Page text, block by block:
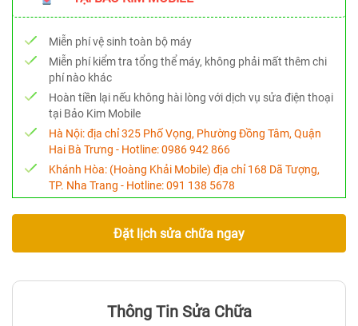
Miễn phí vệ sinh toàn bộ máy
Miễn phí kiểm tra tổng thể máy, không phải mất thêm chi
phí nào khác
Hoàn tiền lại nếu không hài lòng với dịch vụ sửa điện thoại
tại Bảo Kim Mobile
Hà Nội:địa chỉ 325 Phố Vọng, Phường Đồng Tâm, Quận
Hai Bà Trưng - Hotline:0986 942 866
Khánh Hòa: (Hoàng Khải Mobile) địa chỉ 168 Dã Tượng,
TP. Nha Trang - Hotline:091 138 5678
Đặt lịch sửa chữa ngay
Thông Tin Sửa Chữa